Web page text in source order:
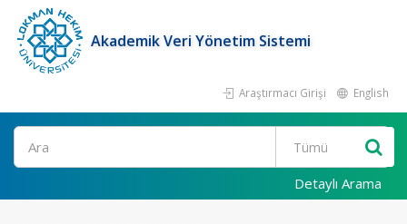
Akademik Veri Yönetim Sistemi
Araştırmacı Girişi English
Ara
Detaylı Arama